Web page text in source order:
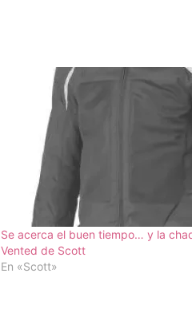
Se acerca el buen tiempo… y la
Vented de Scott
En «Scott»